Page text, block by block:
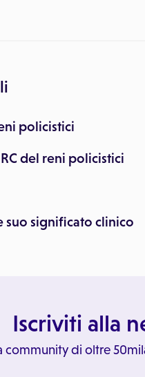
policistici
del reni policistici
suo significato clinico
Iscriviti alla
community di oltre